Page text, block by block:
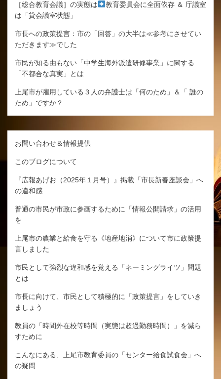
［総合教育会議］の実態は
教育委員会に全面依存 ＆ 庁議室
は「貸会議室状態」
市長への政策提言：市の「回答」の大半は≪参考にさせてい
ただきます≫でした
市民が知る由もない「中学生海外派遣研修事業」に関する
「不都合な真実」とは
上尾市が雇用している３人の弁護士は「何のため」＆「 誰の
ため」ですか？
お問い合わせ＆情報提供
このブログについて
『広報あげお（2025年１月号）』掲載「市長新春座談会」へ
の違和感
普通の市民が市政に参画するために「情報公開請求」の活用
を
上尾市の農業と給食を守る《地産地消》について市に政策提
言しました
市民として強烈な違和感を覚える「ネーミングライツ」問題
とは
市長に向けて、市民として積極的に「政策提言」をしていき
ましょう
教員の「時間外在校等時間（実態は超過勤務時間）」を減ら
すために
こんなにある、上尾市教育委員の「センター給食試食会」へ
の疑問